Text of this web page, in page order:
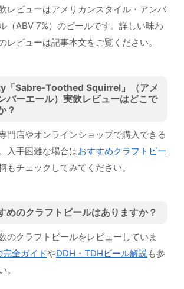
レビューはアメリカンスタイル・アンバ
（ABV 7%）のビールです。詳しい味わ
レビューは記事本文をご覧ください。
「Sabre-Toothed Squirrel」（アメ
バーエール）実飲レビューはどこで
？
門店やオンラインショップで購入できる
入手困難な場合はおすすめクラフトビー
もチェックしてみてください。
めのクラフトビールはありますか？
のクラフトビールをレビューしていま
完全ガイドやDDH・TDHビール解説も参
。